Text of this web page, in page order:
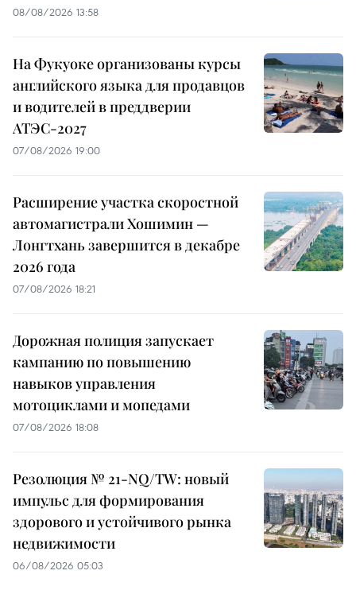
08/08/2026 13:58
На Фукуоке организованы курсы
английского языка для продавцов
и водителей в преддверии
АТЭС-2027
07/08/2026 19:00
Расширение участка скоростной
автомагистрали Хошимин —
Лонгтхань завершится в декабре
2026 года
07/08/2026 18:21
Дорожная полиция запускает
кампанию по повышению
навыков управления
мотоциклами и мопедами
07/08/2026 18:08
Резолюция № 21-NQ/TW: новый
импульс для формирования
здорового и устойчивого рынка
недвижимости
06/08/2026 05:03